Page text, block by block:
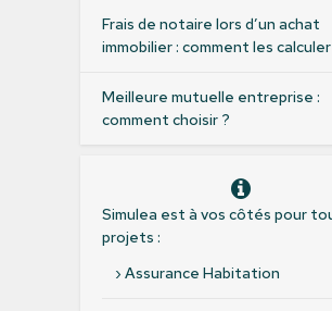
Frais de notaire lors d’un achat
immobilier : comment les
Meilleure mutuelle entreprise :
comment choisir ?
Simulea est à vos côtés pour
projets :
› Assurance Habitation